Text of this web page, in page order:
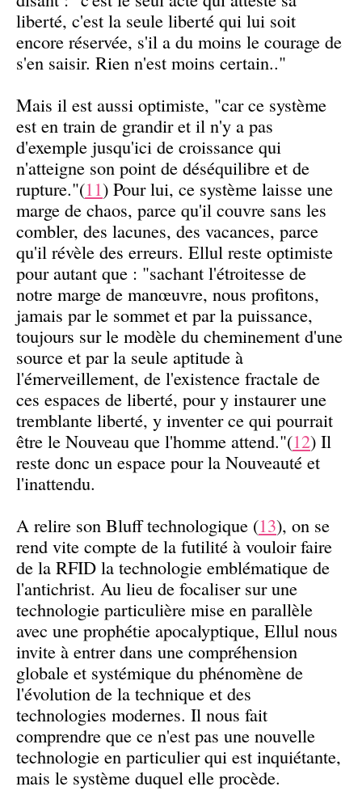
liberté, c'est la seule liberté qui lui soit
encore réservée, s'il a du moins le courage de
s'en saisir. Rien n'est moins certain.."
Mais il est aussi optimiste, "car ce système
est en train de grandir et il n'y a pas
d'exemple jusqu'ici de croissance qui
n'atteigne son point de déséquilibre et de
rupture."(11) Pour lui, ce système laisse une
marge de chaos, parce qu'il couvre sans les
combler, des lacunes, des vacances, parce
qu'il révèle des erreurs. Ellul reste optimiste
pour autant que : "sachant l'étroitesse de
notre marge de manœuvre, nous profitons,
jamais par le sommet et par la puissance,
toujours sur le modèle du cheminement d'une
source et par la seule aptitude à
l'émerveillement, de l'existence fractale de
ces espaces de liberté, pour y instaurer une
tremblante liberté, y inventer ce qui pourrait
être le Nouveau que l'homme attend."(12) Il
reste donc un espace pour la Nouveauté et
l'inattendu.
A relire son Bluff technologique (13), on se
rend vite compte de la futilité à vouloir faire
de la RFID la technologie emblématique de
l'antichrist. Au lieu de focaliser sur une
technologie particulière mise en parallèle
avec une prophétie apocalyptique, Ellul nous
invite à entrer dans une compréhension
globale et systémique du phénomène de
l'évolution de la technique et des
technologies modernes. Il nous fait
comprendre que ce n'est pas une nouvelle
technologie en particulier qui est inquiétante,
mais le système duquel elle procède.